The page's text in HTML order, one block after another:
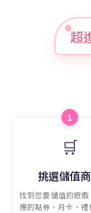
超
1
🛒
挑選儲值
找到您要儲值的遊
應的點券、月卡、禮